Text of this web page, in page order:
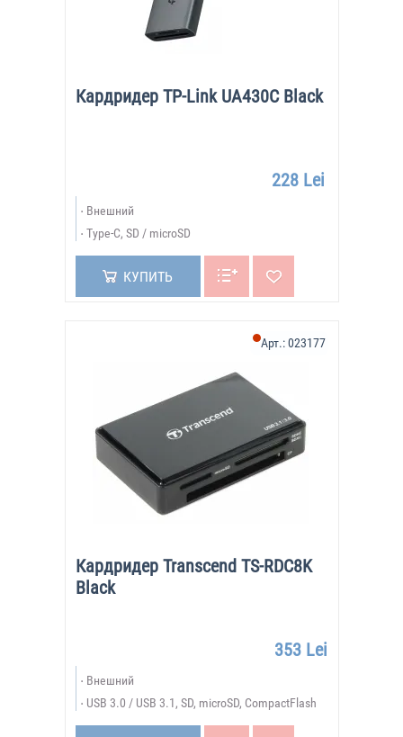
Кардридер TP-Link UA430C Black
228 Lei
Внешний
Type-C, SD / microSD
КУПИТЬ
Кардридер Transcend TS-RDC8K
Black
Арт.:023177
353 Lei
Внешний
USB 3.0 / USB 3.1, SD, microSD, CompactFlash